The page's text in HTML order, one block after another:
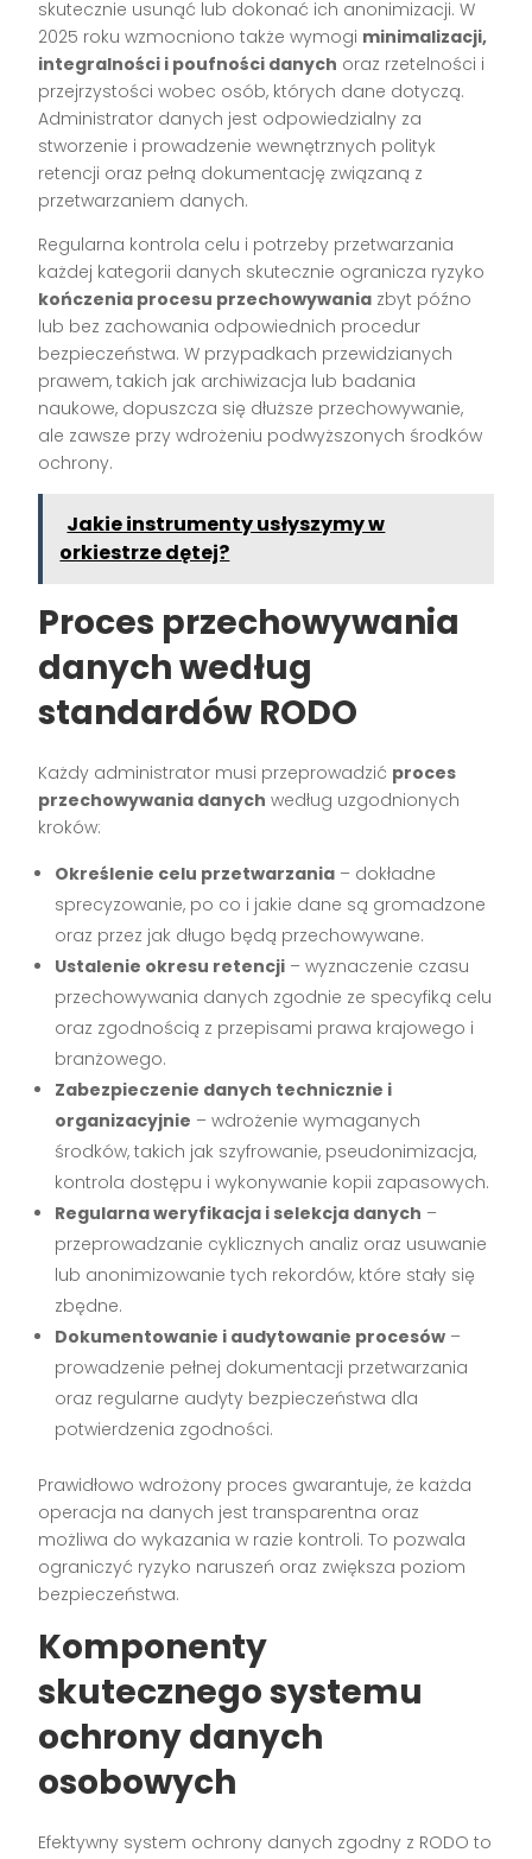
skutecznie usunąć lub dokonać ich anonimizacji. W
2025 roku wzmocniono także wymogi minimalizacji,
integralności i poufności danych oraz rzetelności i
przejrzystości wobec osób, których dane dotyczą.
Administrator danych jest odpowiedzialny za
stworzenie i prowadzenie wewnętrznych polityk
retencji oraz pełną dokumentację związaną z
przetwarzaniem danych.
Regularna kontrola celu i potrzeby przetwarzania
każdej kategorii danych skutecznie ogranicza ryzyko
kończenia procesu przechowywania zbyt późno
lub bez zachowania odpowiednich procedur
bezpieczeństwa. W przypadkach przewidzianych
prawem, takich jak archiwizacja lub badania
naukowe, dopuszcza się dłuższe przechowywanie,
ale zawsze przy wdrożeniu podwyższonych środków
ochrony.
Jakie instrumenty usłyszymy w
orkiestrze dętej?
Proces przechowywania
danych według
standardów RODO
Każdy administrator musi przeprowadzić proces
przechowywania danych według uzgodnionych
kroków:
Określenie celu przetwarzania – dokładne
sprecyzowanie, po co i jakie dane są gromadzone
oraz przez jak długo będą przechowywane.
Ustalenie okresu retencji – wyznaczenie czasu
przechowywania danych zgodnie ze specyfiką celu
oraz zgodnością z przepisami prawa krajowego i
branżowego.
Zabezpieczenie danych technicznie i
organizacyjnie – wdrożenie wymaganych
środków, takich jak szyfrowanie, pseudonimizacja,
kontrola dostępu i wykonywanie kopii zapasowych.
Regularna weryfikacja i selekcja danych –
przeprowadzanie cyklicznych analiz oraz usuwanie
lub anonimizowanie tych rekordów, które stały się
zbędne.
Dokumentowanie i audytowanie procesów –
prowadzenie pełnej dokumentacji przetwarzania
oraz regularne audyty bezpieczeństwa dla
potwierdzenia zgodności.
Prawidłowo wdrożony proces gwarantuje, że każda
operacja na danych jest transparentna oraz
możliwa do wykazania w razie kontroli. To pozwala
ograniczyć ryzyko naruszeń oraz zwiększa poziom
bezpieczeństwa.
Komponenty
skutecznego systemu
ochrony danych
osobowych
Efektywny system ochrony danych zgodny z RODO to